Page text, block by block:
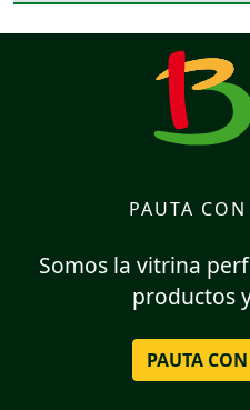
PAUTA
Somos la vitrina
productos
PAUTA